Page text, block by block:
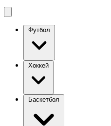
Футбол
Хоккей
Баскетбол